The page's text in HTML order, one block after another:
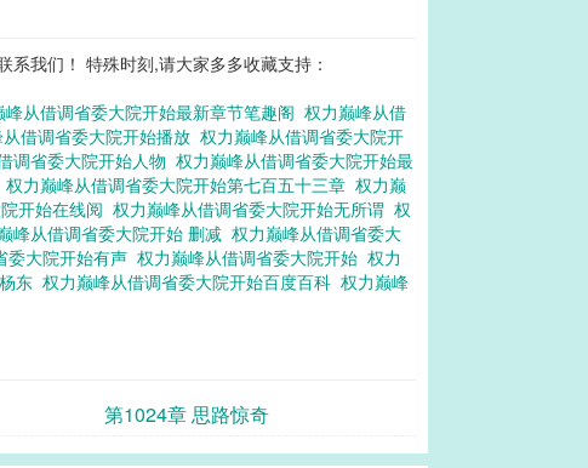
我们！ 特殊时刻,请大家多多收藏支持：
峰从借调省委大院开始最新章节笔趣阁 权力巅峰从借
借调省委大院开始播放 权力巅峰从借调省委大院开
调省委大院开始人物 权力巅峰从借调省委大院开始最
权力巅峰从借调省委大院开始第七百五十三章 权力巅
开始在线阅 权力巅峰从借调省委大院开始无所谓 权
峰从借调省委大院开始 删减 权力巅峰从借调省委大
委大院开始有声 权力巅峰从借调省委大院开始 权力
东 权力巅峰从借调省委大院开始百度百科 权力巅峰
第1024章 思路惊奇